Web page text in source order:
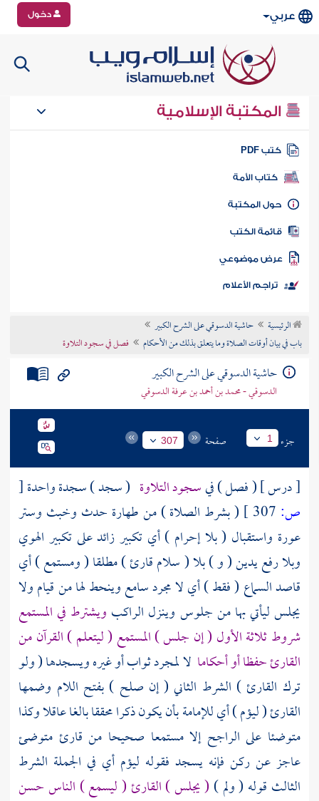
عربي دخول
المكتبة الإسلامية
كتب PDF
كتاب الأمة
المكتبة
الكتب
موضوعي
تراجم الأعلام
الرئيسية
حاشية الدسوقي على الشرح الكبير
باب في بيان أوقات الصلاة وما يتعلق بذلك من الأحكام
فصل في سجود التلاوة
حاشية الدسوقي على الشرح الكبير
الدسوقي - محمد بن أحمد بن عرفة الدسوقي
جزء 1 صفحة 307
[ درس ] ( فصل ) فيسجود التلاوة ( سجد ) سجدة واحدة[
ص:
( بشرط الصلاة ) من طهارة حدث وخبث وستر
عورة واستقبال ( بلا إحرام ) أي تكبير زائد على تكبير الهوي
وبلا رفع يدين ( و ) بلا ( سلام قارئ ) مطلقا ( ومستمع ) أي
قاصد السماع ( فقط ) أي لا مجرد سامع وينحط لها من قيام ولا
يجلس ليأتي بها من جلوس وينزل الراكب ويشترط في المستمع
شروط ثلاثة الأول ( إن جلس ) المستمع ( ليتعلم ) القرآن من
القارئ حفظا أو أحكاما لا لمجرد ثواب أو غيره ويسجدها ( ولو
ترك القارئ ) الشرط الثاني ( إن صلح ) بفتح اللام وضمها
القارئ ( ليؤم ) أي للإمامة بأن يكون ذكرا محققا بالغا عاقلا وكذا
متوضئا على الراجح إلا مستمعا صحيحا من قارئ متوضئ
عاجز عن ركن فإنه يسجد فقوله ليؤم أي في الجملة الشرط
الثالث قوله ( ولم ) ( يجلس ) القارئ ( ليسمع ) الناس حسن